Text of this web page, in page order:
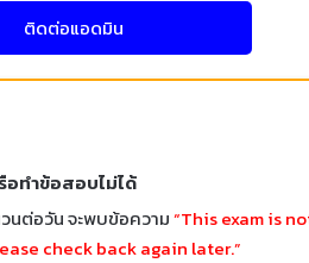
ติดต่อแอดมิน
อทำข้อสอบไม่ได้
นต่อวัน จะพบข้อความ“This exam is
check back again later.”